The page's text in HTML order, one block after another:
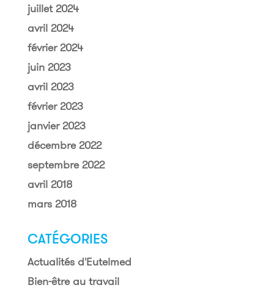
juillet 2024
avril 2024
février 2024
juin 2023
avril 2023
février 2023
janvier 2023
décembre 2022
septembre 2022
avril 2018
mars 2018
CATÉGORIES
Actualités d'Eutelmed
Bien-être au travail